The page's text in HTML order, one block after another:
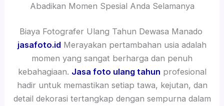
Abadikan Momen Spesial Anda Selamanya
Biaya Fotografer Ulang Tahun Dewasa Manado
jasafoto.id Merayakan pertambahan usia adalah
momen yang sangat berharga dan penuh
kebahagiaan. Jasa foto ulang tahun profesional
hadir untuk memastikan setiap tawa, kejutan, dan
detail dekorasi tertangkap dengan sempurna dalam